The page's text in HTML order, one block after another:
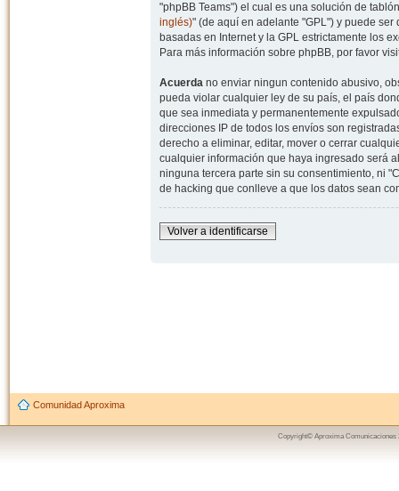
"phpBB Teams") el cual es una solución de
inglés)" (de aquí en adelante "GPL") y puede
basadas en Internet y la GPL estrictamente los
Para más información sobre phpBB, por favor
Acuerdano enviar ningun contenido abusivo,
pueda violar cualquier ley de su país, el país
que sea inmediata y permanentemente
direcciones IP de todos los envíos son
derecho a eliminar, editar, mover o cerrar
cualquier información que haya ingresado será
ninguna tercera parte sin su consentimiento, ni
de hacking que conlleve a que los datos sean
Volver a identificarse
Comunidad Aproxima
Copyright© Aproxima Comunicaciones